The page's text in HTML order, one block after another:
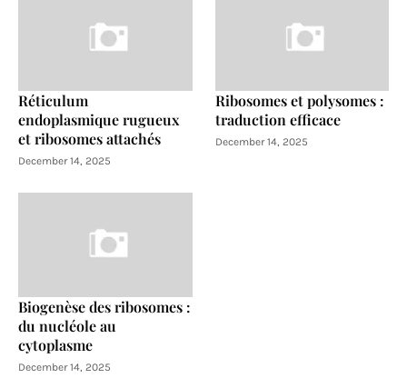
Réticulum
endoplasmique rugueux
et ribosomes attachés
December 14, 2025
Ribosomes et polysomes :
traduction efficace
December 14, 2025
Biogenèse des ribosomes :
du nucléole au
cytoplasme
December 14, 2025